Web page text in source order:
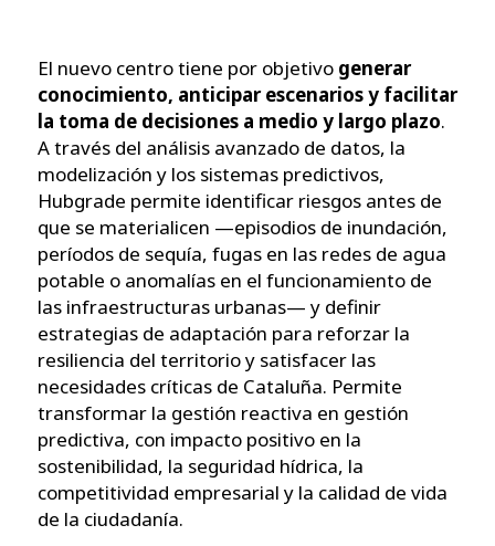
El nuevo centro tiene por objetivo generar
conocimiento, anticipar escenarios y facilitar
la toma de decisiones a medio y largo plazo.
A través del análisis avanzado de datos, la
modelización y los sistemas predictivos,
Hubgrade permite identificar riesgos antes de
que se materialicen —episodios de inundación,
períodos de sequía, fugas en las redes de agua
potable o anomalías en el funcionamiento de
las infraestructuras urbanas— y definir
estrategias de adaptación para reforzar la
resiliencia del territorio y satisfacer las
necesidades críticas de Cataluña. Permite
transformar la gestión reactiva en gestión
predictiva, con impacto positivo en la
sostenibilidad, la seguridad hídrica, la
competitividad empresarial y la calidad de vida
de la ciudadanía.